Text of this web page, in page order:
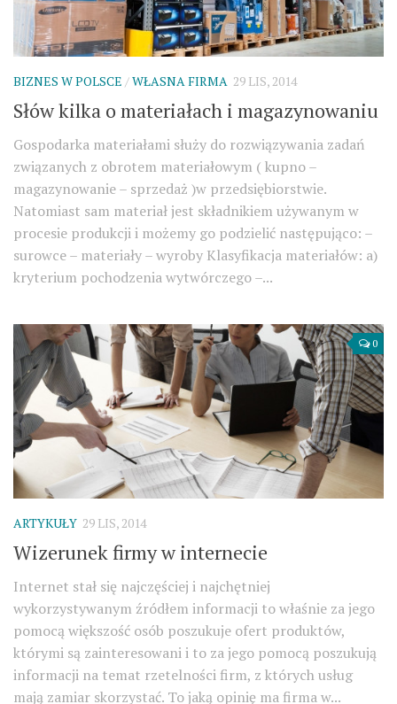
BIZNES W POLSCE /WŁASNA FIRMA 29 LIS, 2014
Słów kilka o materiałach i magazynowaniu
Gospodarka materiałami służy do rozwiązywania zadań
związanych z obrotem materiałowym ( kupno –
magazynowanie – sprzedaż )w przedsiębiorstwie.
Natomiast sam materiał jest składnikiem używanym w
procesie produkcji i możemy go podzielić następująco: –
surowce – materiały – wyroby Klasyfikacja materiałów: a)
kryterium pochodzenia wytwórczego –...
0
ARTYKUŁY 29 LIS, 2014
Wizerunek firmy w internecie
Internet stał się najczęściej i najchętniej
wykorzystywanym źródłem informacji to właśnie za jego
pomocą większość osób poszukuje ofert produktów,
którymi są zainteresowani i to za jego pomocą poszukują
informacji na temat rzetelności firm, z których usług
mają zamiar skorzystać. To jaką opinię ma firma w...